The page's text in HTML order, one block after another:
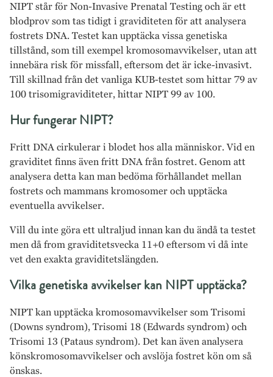
NIPT står för Non-Invasive Prenatal Testing och är ett
blodprov som tas tidigt i graviditeten för att analysera
fostrets DNA. Testet kan upptäcka vissa genetiska
tillstånd, som till exempel kromosomavvikelser, utan att
innebära risk för missfall, eftersom det är icke-invasivt.
Till skillnad från det vanliga KUB-testet som hittar 79 av
100 trisomigraviditeter, hittar NIPT 99 av 100.
Hur fungerar NIPT?
Fritt DNA cirkulerar i blodet hos alla människor. Vid en
graviditet finns även fritt DNA från fostret. Genom att
analysera detta kan man bedöma förhållandet mellan
fostrets och mammans kromosomer och upptäcka
eventuella avvikelser.
Vill du inte göra ett ultraljud innan kan du ändå ta testet
men då from graviditetsvecka 11+0 eftersom vi då inte
vet den exakta graviditetslängden.
Vilka genetiska avvikelser kan NIPT upptäcka?
NIPT kan upptäcka kromosomavvikelser som Trisomi
(Downs syndrom), Trisomi 18 (Edwards syndrom) och
Trisomi 13 (Pataus syndrom). Det kan även analysera
könskromosomavvikelser och avslöja fostret kön om så
önskas.